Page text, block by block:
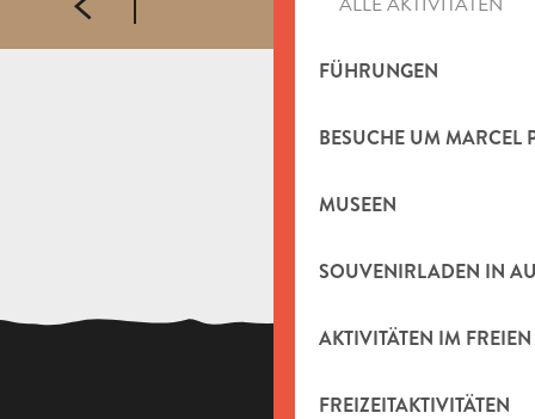
FÜHRUNGEN
BESUCHE UM MARCEL
MUSEEN
SOUVENIRLADEN IN
AKTIVITÄTEN IM FREIEN
FREIZEITAKTIVITÄTEN
Le Hong Kong